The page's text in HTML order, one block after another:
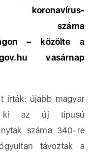
koronavírus-
száma
– közölte a
vasárnap
újabb magyar
ki az új típusú
száma 340-re
távoztak a